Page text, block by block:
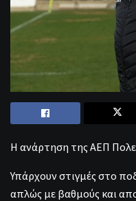
Η ανάρτηση της ΑΕΠ
Υπάρχουν στιγμές στο
απλώς με βαθμούς και